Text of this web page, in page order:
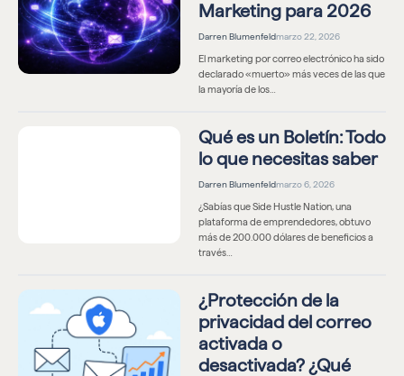
Marketing para 2026
Darren Blumenfeldmarzo 22, 2026
El marketing por correo electrónico ha sido
declarado «muerto» más veces de las que
la mayoría de los…
Qué es un Boletín: Todo
lo que necesitas saber
Darren Blumenfeldmarzo 6, 2026
¿Sabías que Side Hustle Nation, una
plataforma de emprendedores, obtuvo
más de 200.000 dólares de beneficios a
través…
¿Protección de la
privacidad del correo
activada o
desactivada? ¿Qué